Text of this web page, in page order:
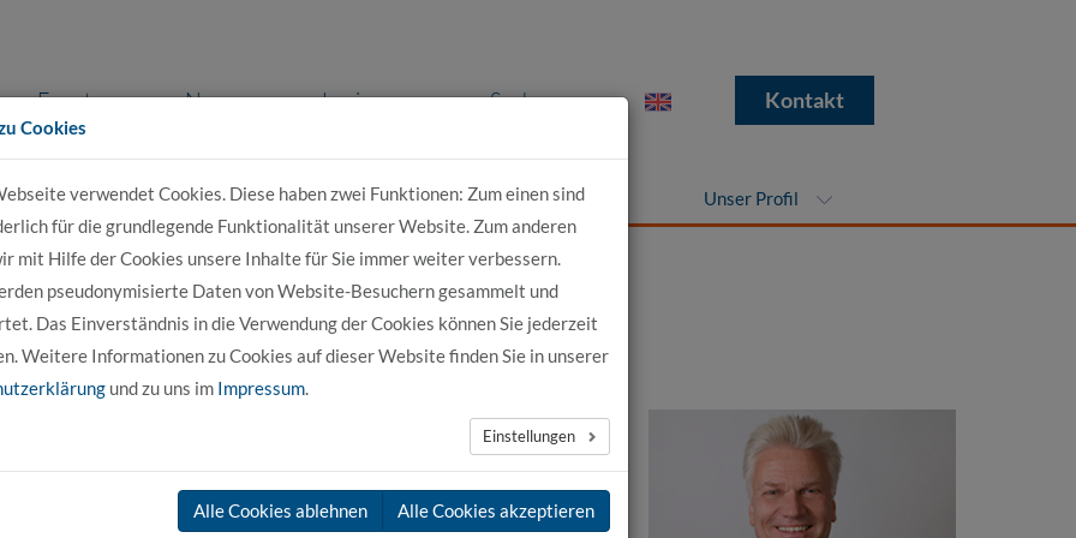
Events News Login Suche Kontakt
Bewerber Für Studierende Für Unternehmen Unser Profil
Cookies
verwendet Cookies. Diese haben zwei Funktionen: Zum einen sind
für die grundlegende Funktionalität unserer Website. Zum anderen
mit Hilfe der Cookies unsere Inhalte für Sie immer weiter verbessern.
pseudonymisierte Daten von Website-Besuchern gesammelt und
Das Einverständnis in die Verwendung der Cookies können Sie jederzeit
Weitere Informationen zu Cookies auf dieser Website finden Sie in unserer
und zu uns im Impressum.
Einstellungen
Alle Cookies ablehnen Alle Cookies akzeptieren